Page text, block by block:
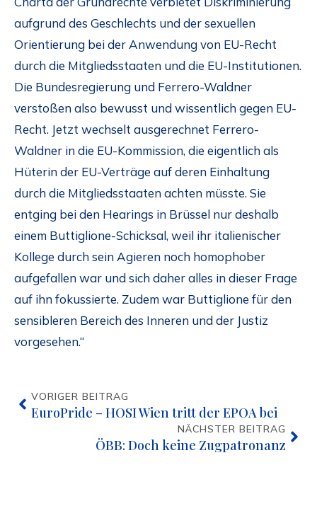
aufgrund des Geschlechts und der sexuellen
Orientierung bei der Anwendung von EU-Recht
durch die Mitgliedsstaaten und die EU-Institutionen.
Die Bundesregierung und Ferrero-Waldner
verstoßen also bewusst und wissentlich gegen EU-
Recht. Jetzt wechselt ausgerechnet Ferrero-
Waldner in die EU-Kommission, die eigentlich als
Hüterin der EU-Verträge auf deren Einhaltung
durch die Mitgliedsstaaten achten müsste. Sie
entging bei den Hearings in Brüssel nur deshalb
einem Buttiglione-Schicksal, weil ihr italienischer
Kollege durch sein Agieren noch homophober
aufgefallen war und sich daher alles in dieser Frage
auf ihn fokussierte. Zudem war Buttiglione für den
sensibleren Bereich des Inneren und der Justiz
vorgesehen.“
VORIGER BEITRAG
EuroPride – HOSI Wien tritt der EPOA bei
NÄCHSTER BEITRAG
ÖBB: Doch keine Zugpatronanz